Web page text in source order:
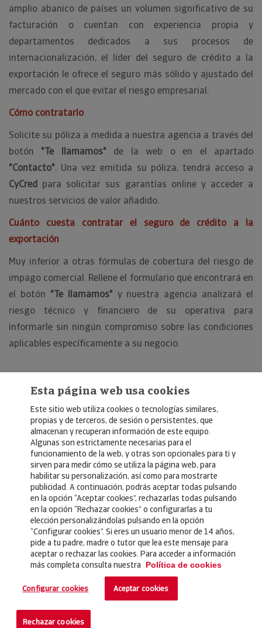
amplio abanico de países un volumen significativo de su
facturación o cuentan con experiencia propia y
departamentos dedicados a sus procesos de
internacionalización, el líder del seguro de crédito a la
exportación le ofrece el seguro más sólido y ajustado del
mercado con el que evitar el riesgo empresarial.
Cómo contratarlo
Solicite su póliza a medida a nuestra agencia a través del
botón "Te llamamos" de la web o en el apartado
"Contacto". Una vez emitida su póliza, tendrá acceso a
CyCred para solicitar sus garantías online y acceder a
nuestros servicios de valor añadido.
Cuánto cuesta contratar el seguro de crédito a la
exportación
Muy inferior a otras fórmulas de cobertura del riesgo de
impago comercial. Rellene el formulario que encontrará en
el botón "Te llamamos" y nuestra agencia analizará el
riesgo técnico y financiero de su operativa para
informarle sin ningún compromiso sobre las condiciones
aplicables específicamente a su negocio.
© Copyright 2026, Crédito y Caución
Aviso Legal
Política de Privacidad
RGPD
Política de Cookies
Seguros
Noticias
Esta página web usa cookies
Este sitio web utiliza cookies o tecnologías similares,
propias y de terceros, de sesión o persistentes, que
almacenan y recuperan información de este equipo.
Algunas son estrictamente necesarias para el
funcionamiento de la web, y otras son opcionales para ti y
sirven para medir cómo se utiliza la página web, para
habilitar su personalización, así como para mostrarte
publicidad. A continuación, podrás aceptar todas pulsando
en la opción “Aceptar cookies”, rechazarlas todas pulsando
en la opción “Rechazar cookies” o configurarlas a tu
elección personalizándolas pulsando en la opción
“Configurar cookies”. Si eres un usuario menor de 14 años,
pide a tu padre, madre o tutor que lea este mensaje para
aceptar o rechazar las cookies. Para acceder a información
más completa consulta nuestra
Política de cookies
Configurar cookies Aceptar cookies
Rechazar cookies